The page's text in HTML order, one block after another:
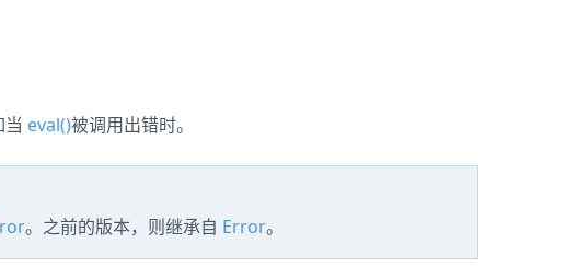
eval()被调用出错时。
。之前的版本，则继承自 Error。